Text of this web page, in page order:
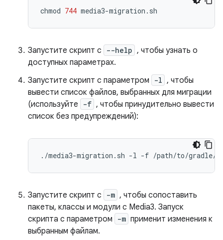
chmod 744
Запустите скрипт с --help , чтобы узнать о
доступных параметрах.
Запустите скрипт с параметром
-l , чтобы
вывести список файлов, выбранных для миграции
(используйте
-f , чтобы принудительно вывести
список без предупреждений):
./media3-migration.sh -l -f
Запустите скрипт с -m , чтобы сопоставить
пакеты, классы и модули с Media3. Запуск
скрипта с параметром
-m применит изменения к
выбранным файлам.